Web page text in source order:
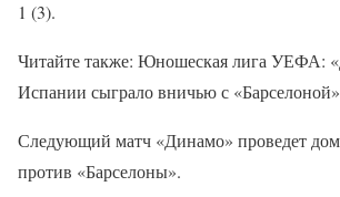
1 (3).
Читайте также: Юношеская лига УЕФА:
Испании сыграло вничью с «Барселоной»
Следующий матч «Динамо» проведет
против «Барселоны».